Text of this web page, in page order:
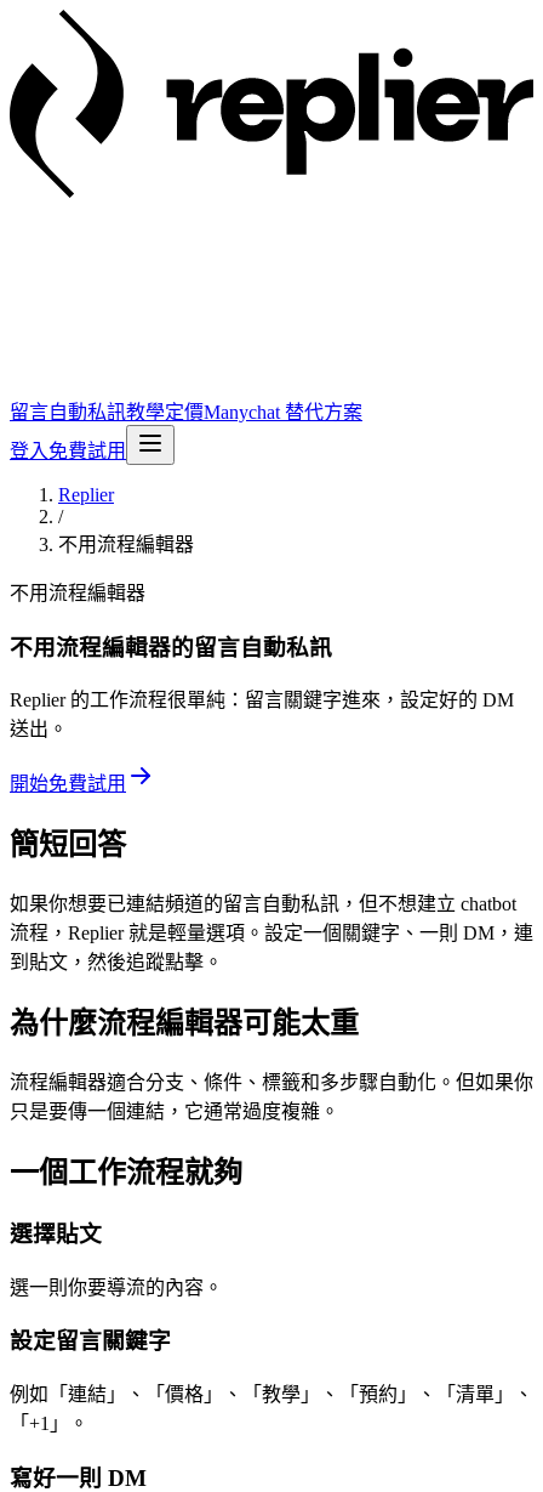
留言自動私訊教學定價Manychat 替代方案
登入 免費試用
Replier
/
不用流程編輯器
不用流程編輯器
不用流程編輯器的留言自動私訊
Replier 的工作流程很單純：留言關鍵字進來，設定好的 DM
送出。
開始免費試用
簡短回答
如果你想要已連結頻道的留言自動私訊，但不想建立 chatbot
流程，Replier 就是輕量選項。設定一個關鍵字、一則 DM，連
到貼文，然後追蹤點擊。
為什麼流程編輯器可能太重
流程編輯器適合分支、條件、標籤和多步驟自動化。但如果你
只是要傳一個連結，它通常過度複雜。
一個工作流程就夠
選擇貼文
選一則你要導流的內容。
設定留言關鍵字
例如「連結」、「價格」、「教學」、「預約」、「清單」、
「+1」。
寫好一則 DM